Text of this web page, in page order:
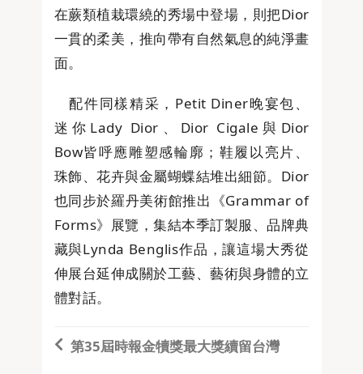
在蕨類植栽環繞的秀場中登場，則把Dior
一貫的柔美，推向帶有自然氣息的純淨畫
面。
配件同樣精采，Petit Diner晚宴包、
迷你Lady Dior、Dior Cigale與Dior
Bow皆呼應雕塑感輪廓；鞋履以亮片、
珠飾、花卉與金屬蝴蝶結堆出細節。Dior
也同步於羅丹美術館推出《Grammar of
Forms》展覽，集結本季訂製服、品牌典
藏與Lynda Benglis作品，讓這場大秀從
伸展台延伸成關於工藝、藝術與身體的立
體對話。
第35屆時報金犢獎最大獎續留台灣